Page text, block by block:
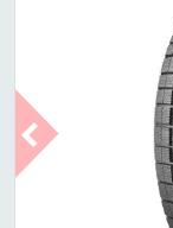
ГИДРАВЛИЧЕСКИЕ
КОНСИСТЕНТНАЯ